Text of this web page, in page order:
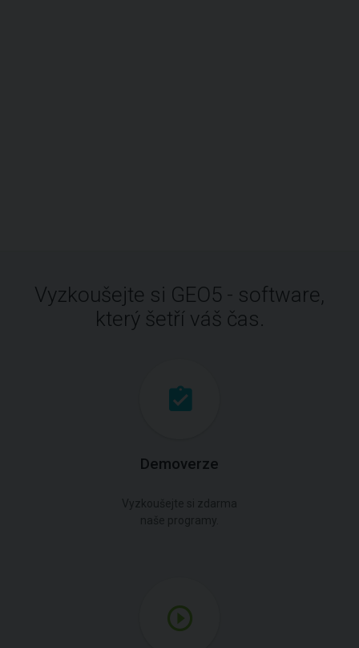
Vyzkoušejte si GEO5 - software,
který šetří váš čas.
Demoverze